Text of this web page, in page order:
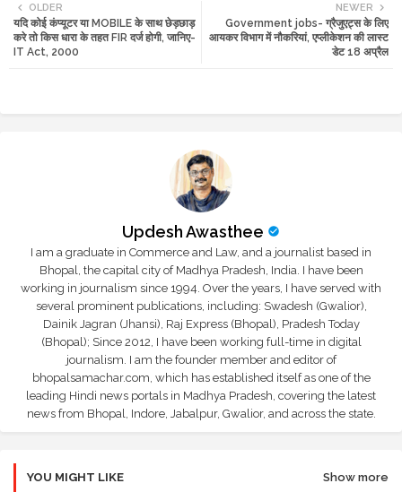
tte ats
NEWER
Government jobs- ग्रैजुएट्स के लिए
आयकर विभाग में नौकरियां, एप्लीकेशन की लास्ट
डेट 18 अप्रैल
OLDER
यदि कोई कंप्यूटर या MOBILE के साथ छेड़छाड़
करे तो किस धारा के तहत FIR दर्ज होगी, जानिए-
IT Act, 2000
Updesh Awasthee
I am a graduate in Commerce and Law, and a journalist based in
Bhopal, the capital city of Madhya Pradesh, India. I have been
working in journalism since 1994. Over the years, I have served with
several prominent publications, including: Swadesh (Gwalior),
Dainik Jagran (Jhansi), Raj Express (Bhopal), Pradesh Today
(Bhopal); Since 2012, I have been working full-time in digital
journalism. I am the founder member and editor of
bhopalsamachar.com, which has established itself as one of the
leading Hindi news portals in Madhya Pradesh, covering the latest
news from Bhopal, Indore, Jabalpur, Gwalior, and across the state.
YOU MIGHT LIKE Show more